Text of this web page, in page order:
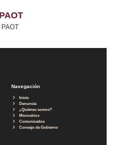
Navegación
Inicio
Denuncia
¿Quiénes somos?
Micrositios
Comunicados
Consejo de Gobierno